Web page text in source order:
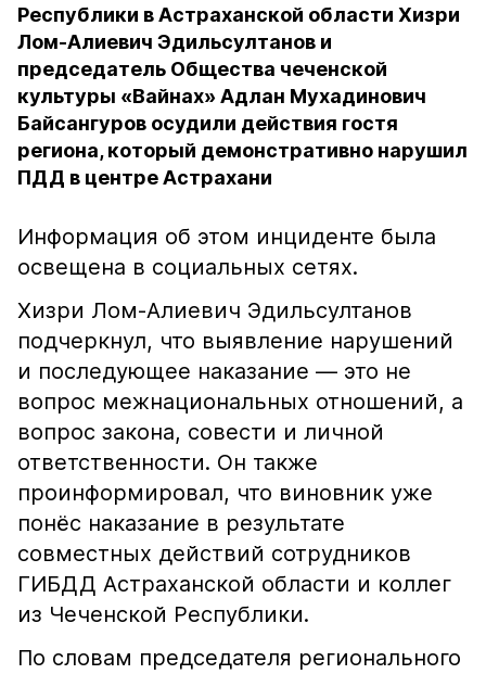
Республики в Астраханской области Хизри
Лом-Алиевич Эдильсултанов и
председатель Общества чеченской
культуры «Вайнах» Адлан Мухадинович
Байсангуров осудили действия гостя
региона, который демонстративно нарушил
ПДД в центре Астрахани
Информация об этом инциденте была
освещена в социальных сетях.
Хизри Лом-Алиевич Эдильсултанов
подчеркнул, что выявление нарушений
и последующее наказание — это не
вопрос межнациональных отношений, а
вопрос закона, совести и личной
ответственности. Он также
проинформировал, что виновник уже
понёс наказание в результате
совместных действий сотрудников
ГИБДД Астраханской области и коллег
из Чеченской Республики.
По словам председателя регионального